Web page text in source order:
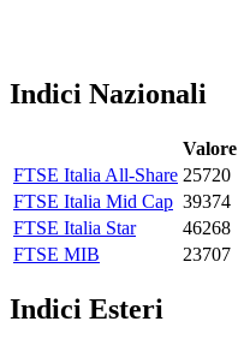
Indici Nazionali
Valore
FTSE Italia All-Share 25720
FTSE Italia Mid Cap 39374
FTSE Italia Star
46268
FTSE MIB
23707
Indici Esteri